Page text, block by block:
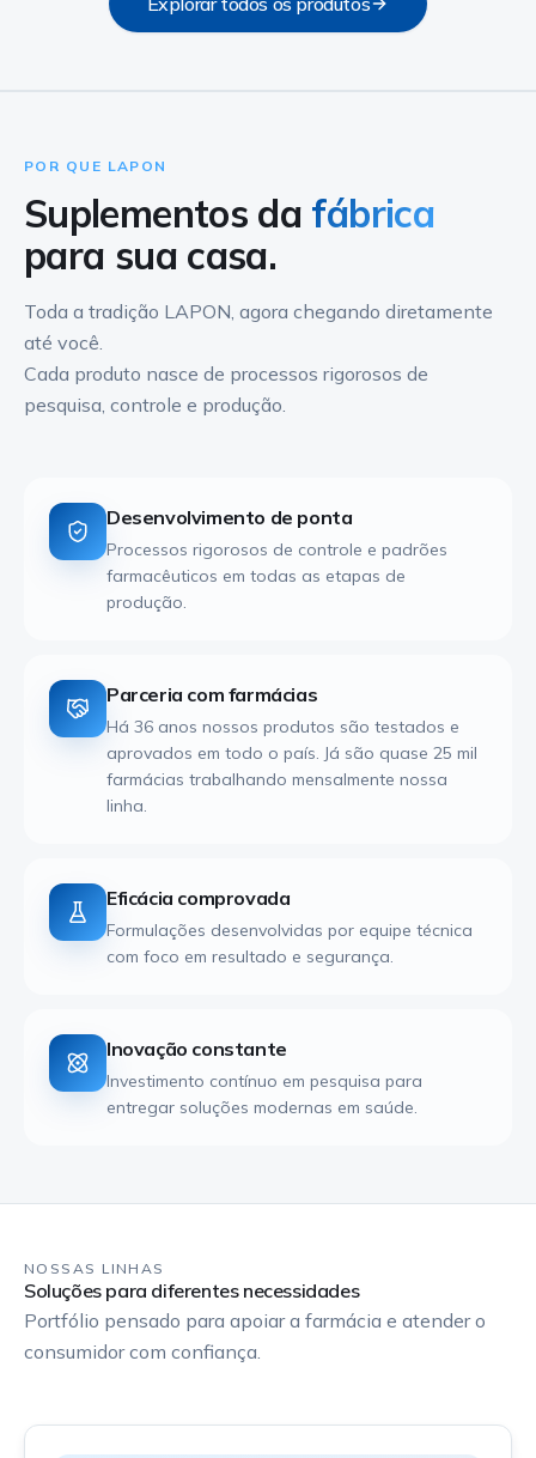
POR QUE LAPON
Suplementos da fábrica
para sua casa.
Toda a tradição LAPON, agora chegando diretamente
até você.
Cada produto nasce de processos rigorosos de
pesquisa, controle e produção.
Desenvolvimento de ponta
Processos rigorosos de controle e padrões
farmacêuticos em todas as etapas de
produção.
Parceria com farmácias
Há 36 anos nossos produtos são testados e
aprovados em todo o país. Já são quase 25 mil
farmácias trabalhando mensalmente nossa
linha.
Eficácia comprovada
Formulações desenvolvidas por equipe técnica
com foco em resultado e segurança.
Inovação constante
Investimento contínuo em pesquisa para
entregar soluções modernas em saúde.
NOSSAS LINHAS
Soluções para diferentes necessidades
Portfólio pensado para apoiar a farmácia e atender o
consumidor com confiança.